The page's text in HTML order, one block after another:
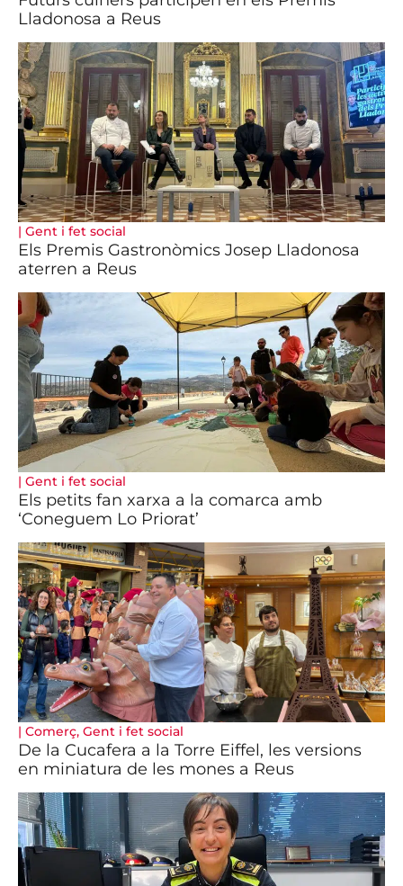
Lladonosa a Reus
| Gent i fet social
Els Premis Gastronòmics Josep Lladonosa
aterren a Reus
| Gent i fet social
Els petits fan xarxa a la comarca amb
‘Coneguem Lo Priorat’
| Comerç, Gent i fet social
De la Cucafera a la Torre Eiffel, les versions
en miniatura de les mones a Reus